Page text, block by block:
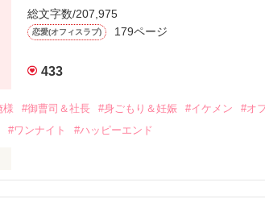
ないまま、美桜は両親の離婚によって
なり、哲平とも離れ離れになった。
ことから
を共にしてしまった。
めてだと知った哲平は
総文字数/207,975
恋愛(オフィスラブ) 179ページ
433
様 #御曹司＆社長 #身ごもり＆妊娠 #イケメン #オ
#ワンナイト #ハッピーエンド